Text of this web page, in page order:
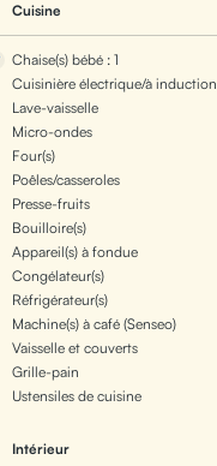
Cuisine
Chaise(s) bébé : 1
Cuisinière électrique/à induction
Lave-vaisselle
Micro-ondes
Four(s)
Poêles/casseroles
Presse-fruits
Bouilloire(s)
Appareil(s) à fondue
Congélateur(s)
Réfrigérateur(s)
Machine(s) à café (Senseo)
Vaisselle et couverts
Grille-pain
Ustensiles de cuisine
Intérieur